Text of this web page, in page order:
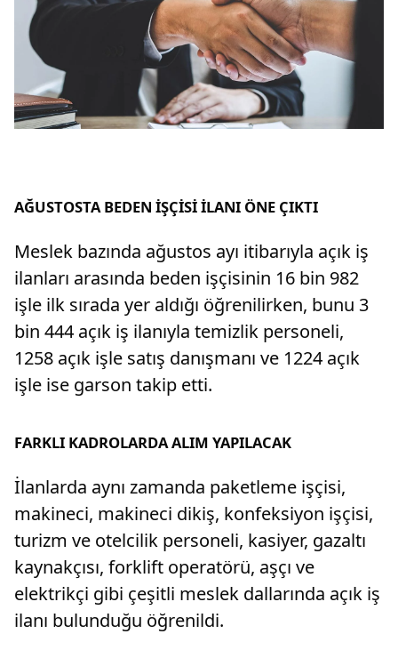
AĞUSTOSTA BEDEN İŞÇİSİ İLANI ÖNE ÇIKTI
Meslek bazında ağustos ayı itibarıyla açık iş
ilanları arasında beden işçisinin 16 bin 982
işle ilk sırada yer aldığı öğrenilirken, bunu 3
bin 444 açık iş ilanıyla temizlik personeli,
1258 açık işle satış danışmanı ve 1224 açık
işle ise garson takip etti.
FARKLI KADROLARDA ALIM YAPILACAK
İlanlarda aynı zamanda paketleme işçisi,
makineci, makineci dikiş, konfeksiyon işçisi,
turizm ve otelcilik personeli, kasiyer, gazaltı
kaynakçısı, forklift operatörü, aşçı ve
elektrikçi gibi çeşitli meslek dallarında açık iş
ilanı bulunduğu öğrenildi.